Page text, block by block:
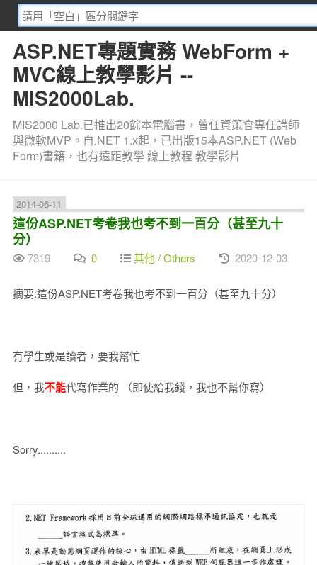
ASP.NET專題實務 WebForm +
MVC線上教學影片 --
MIS2000Lab.
MIS2000 Lab.已推出20餘本電腦書，曾任資策會專任講師
與微軟MVP。自.NET 1.x起，已出版15本ASP.NET (Web
Form)書籍，也有遠距教學 線上教程 教學影片
2014-06-11
這份ASP.NET考卷我也考不到一百分（甚至九十
分）
7319 0 其他 / Others 2020-12-03
摘要:這份ASP.NET考卷我也考不到一百分（甚至九十分）
有學生或是讀者，要我幫忙
但，我不能代寫作業的 （即使給我錢，我也不幫你寫）
Sorry..........